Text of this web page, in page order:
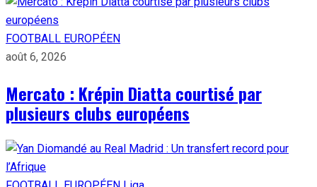
FOOTBALL EUROPÉEN
août 6, 2026
Mercato : Krépin Diatta courtisé par
plusieurs clubs européens